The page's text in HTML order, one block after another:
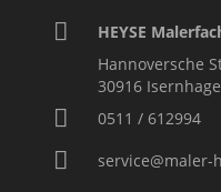
HEYSE
Hannoversche
30916
0511 / 612994
service@maler-